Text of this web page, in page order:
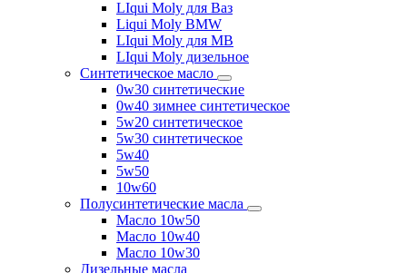
LIqui Moly для Ваз
Liqui Moly BMW
LIqui Moly для MB
LIqui Moly дизельное
Синтетическое масло
0w30 синтетические
0w40 зимнее синтетическое
5w20 синтетическое
5w30 синтетическое
5w40
5w50
10w60
Полусинтетические масла
Масло 10w50
Масло 10w40
Масло 10w30
Дизельные масла